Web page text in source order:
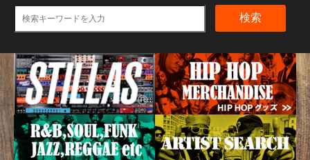
検索